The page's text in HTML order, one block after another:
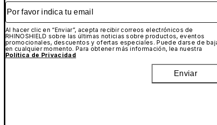
Por favor indica tu email
Al hacer clic en “Enviar”, acepta recibir correos electrónicos de
RHINOSHIELD sobre las últimas noticias sobre productos, eventos
promocionales, descuentos y ofertas especiales. Puede darse de
en cualquier momento. Para obtener más información, lea nuestra
Política de Privacidad
Enviar